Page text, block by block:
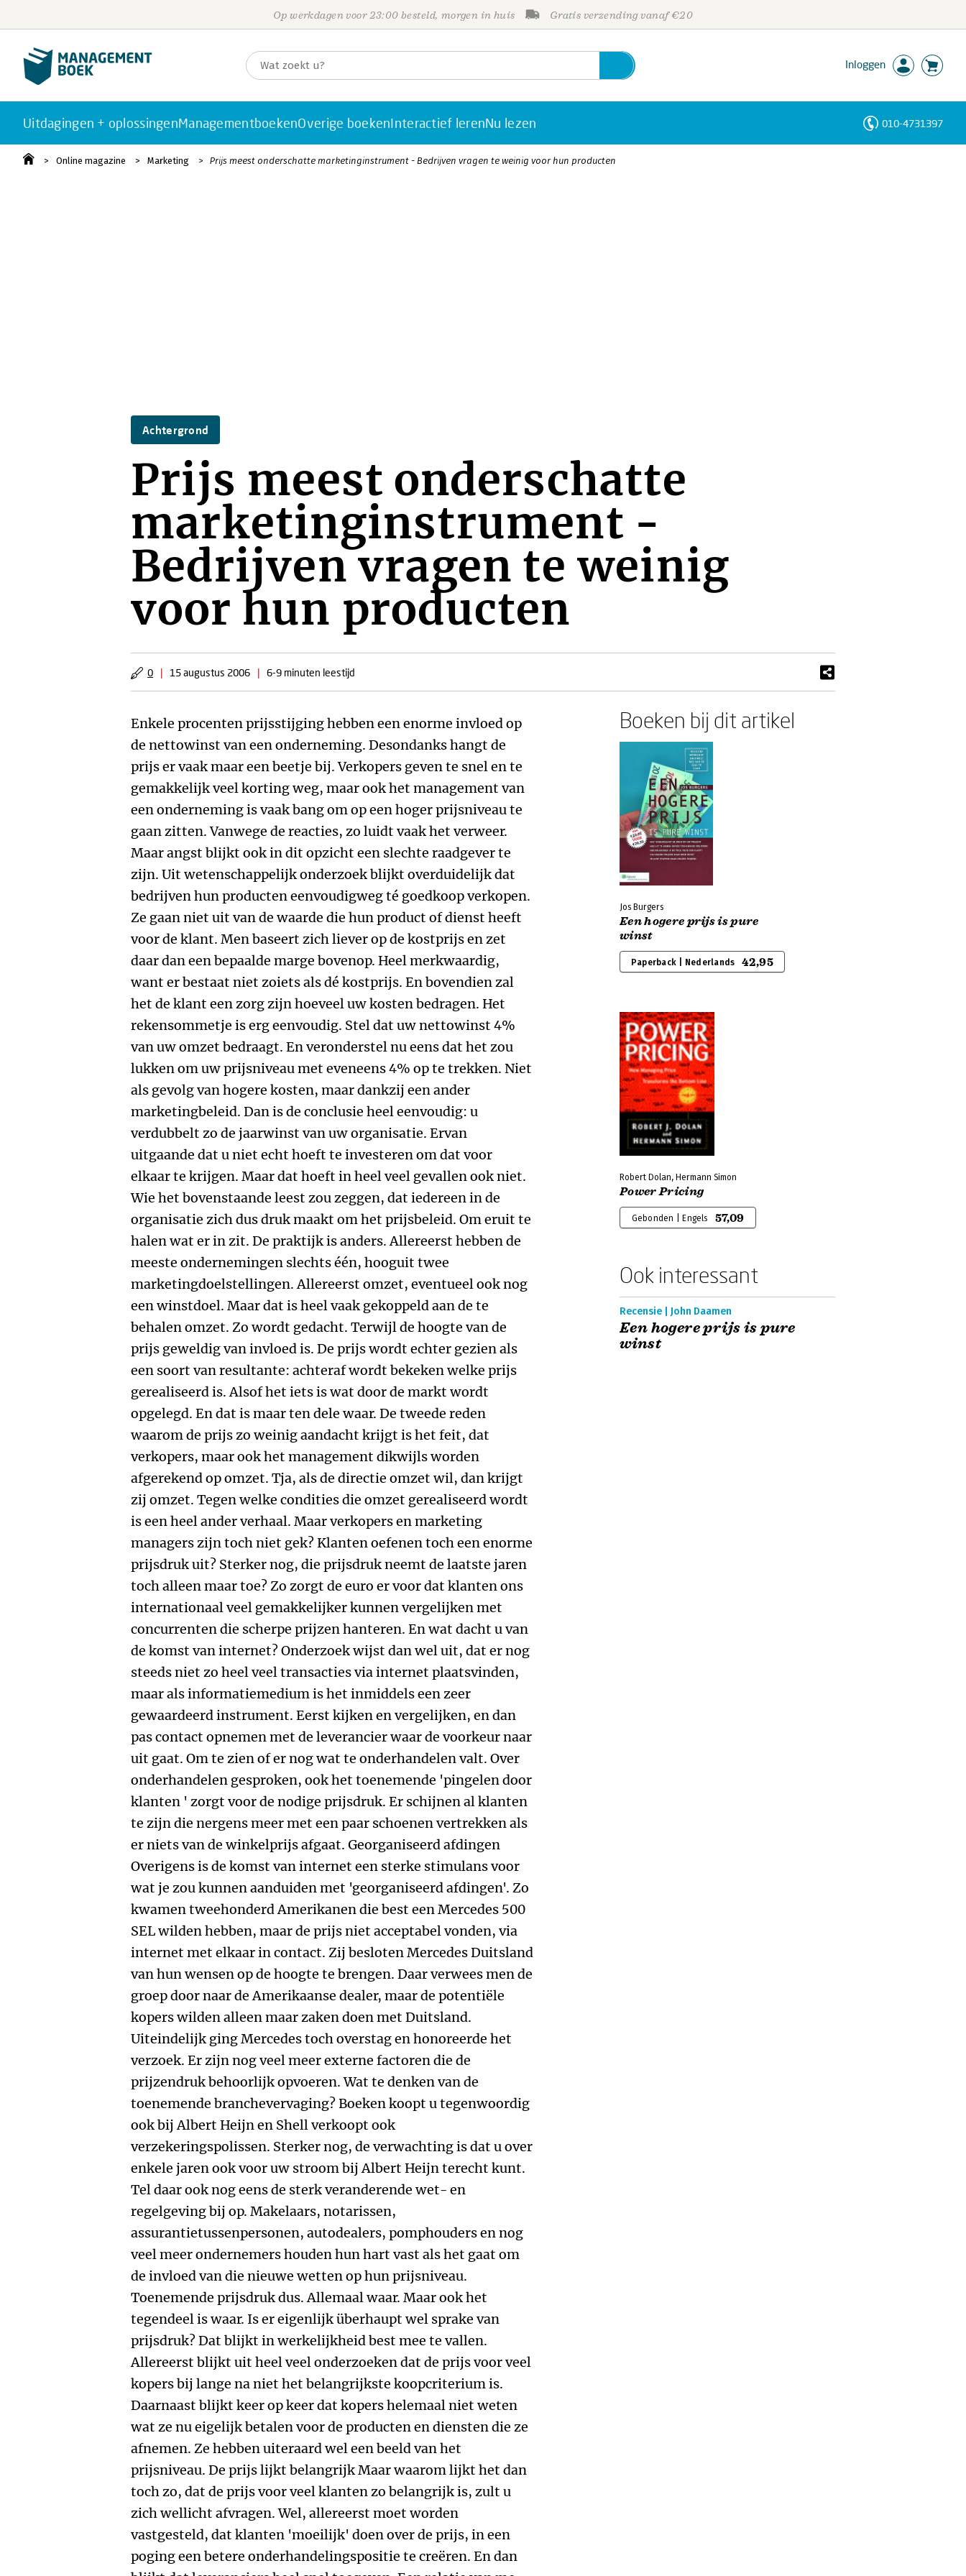
Op werkdagen voor 23:00 besteld, morgen in huis Gratis verzending vanaf €20
Inloggen
Uitdagingen + oplossingenManagementboekenOverige boekenInteractief lerenNu lezen 010-4731397
Online magazine Marketing Prijs meest onderschatte marketinginstrument - Bedrijven vragen te weinig voor hun producten
Achtergrond
Prijs meest onderschatte
marketinginstrument -
Bedrijven vragen te weinig
voor hun producten
0 | 15 augustus 2006 | 6-9 minuten leestijd
Enkele procenten prijsstijging hebben een enorme invloed op
de nettowinst van een onderneming. Desondanks hangt de
prijs er vaak maar een beetje bij. Verkopers geven te snel en te
gemakkelijk veel korting weg, maar ook het management van
een onderneming is vaak bang om op een hoger prijsniveau te
gaan zitten. Vanwege de reacties, zo luidt vaak het verweer.
Maar angst blijkt ook in dit opzicht een slechte raadgever te
zijn. Uit wetenschappelijk onderzoek blijkt overduidelijk dat
bedrijven hun producten eenvoudigweg té goedkoop verkopen.
Ze gaan niet uit van de waarde die hun product of dienst heeft
voor de klant. Men baseert zich liever op de kostprijs en zet
daar dan een bepaalde marge bovenop. Heel merkwaardig,
want er bestaat niet zoiets als dé kostprijs. En bovendien zal
het de klant een zorg zijn hoeveel uw kosten bedragen. Het
rekensommetje is erg eenvoudig. Stel dat uw nettowinst 4%
van uw omzet bedraagt. En veronderstel nu eens dat het zou
lukken om uw prijsniveau met eveneens 4% op te trekken. Niet
als gevolg van hogere kosten, maar dankzij een ander
marketingbeleid. Dan is de conclusie heel eenvoudig: u
verdubbelt zo de jaarwinst van uw organisatie. Ervan
uitgaande dat u niet echt hoeft te investeren om dat voor
elkaar te krijgen. Maar dat hoeft in heel veel gevallen ook niet.
Wie het bovenstaande leest zou zeggen, dat iedereen in de
organisatie zich dus druk maakt om het prijsbeleid. Om eruit te
halen wat er in zit. De praktijk is anders. Allereerst hebben de
meeste ondernemingen slechts één, hooguit twee
marketingdoelstellingen. Allereerst omzet, eventueel ook nog
een winstdoel. Maar dat is heel vaak gekoppeld aan de te
behalen omzet. Zo wordt gedacht. Terwijl de hoogte van de
prijs geweldig van invloed is. De prijs wordt echter gezien als
een soort van resultante: achteraf wordt bekeken welke prijs
gerealiseerd is. Alsof het iets is wat door de markt wordt
opgelegd. En dat is maar ten dele waar. De tweede reden
waarom de prijs zo weinig aandacht krijgt is het feit, dat
verkopers, maar ook het management dikwijls worden
afgerekend op omzet. Tja, als de directie omzet wil, dan krijgt
zij omzet. Tegen welke condities die omzet gerealiseerd wordt
is een heel ander verhaal. Maar verkopers en marketing
managers zijn toch niet gek? Klanten oefenen toch een enorme
prijsdruk uit? Sterker nog, die prijsdruk neemt de laatste jaren
toch alleen maar toe? Zo zorgt de euro er voor dat klanten ons
internationaal veel gemakkelijker kunnen vergelijken met
concurrenten die scherpe prijzen hanteren. En wat dacht u van
de komst van internet? Onderzoek wijst dan wel uit, dat er nog
steeds niet zo heel veel transacties via internet plaatsvinden,
maar als informatiemedium is het inmiddels een zeer
gewaardeerd instrument. Eerst kijken en vergelijken, en dan
pas contact opnemen met de leverancier waar de voorkeur naar
uit gaat. Om te zien of er nog wat te onderhandelen valt. Over
onderhandelen gesproken, ook het toenemende 'pingelen door
klanten ' zorgt voor de nodige prijsdruk. Er schijnen al klanten
te zijn die nergens meer met een paar schoenen vertrekken als
er niets van de winkelprijs afgaat. Georganiseerd afdingen
Overigens is de komst van internet een sterke stimulans voor
wat je zou kunnen aanduiden met 'georganiseerd afdingen'. Zo
kwamen tweehonderd Amerikanen die best een Mercedes 500
SEL wilden hebben, maar de prijs niet acceptabel vonden, via
internet met elkaar in contact. Zij besloten Mercedes Duitsland
van hun wensen op de hoogte te brengen. Daar verwees men de
groep door naar de Amerikaanse dealer, maar de potentiële
kopers wilden alleen maar zaken doen met Duitsland.
Uiteindelijk ging Mercedes toch overstag en honoreerde het
verzoek. Er zijn nog veel meer externe factoren die de
prijzendruk behoorlijk opvoeren. Wat te denken van de
toenemende branchevervaging? Boeken koopt u tegenwoordig
ook bij Albert Heijn en Shell verkoopt ook
verzekeringspolissen. Sterker nog, de verwachting is dat u over
enkele jaren ook voor uw stroom bij Albert Heijn terecht kunt.
Tel daar ook nog eens de sterk veranderende wet- en
regelgeving bij op. Makelaars, notarissen,
assurantietussenpersonen, autodealers, pomphouders en nog
veel meer ondernemers houden hun hart vast als het gaat om
de invloed van die nieuwe wetten op hun prijsniveau.
Toenemende prijsdruk dus. Allemaal waar. Maar ook het
tegendeel is waar. Is er eigenlijk überhaupt wel sprake van
prijsdruk? Dat blijkt in werkelijkheid best mee te vallen.
Allereerst blijkt uit heel veel onderzoeken dat de prijs voor veel
kopers bij lange na niet het belangrijkste koopcriterium is.
Daarnaast blijkt keer op keer dat kopers helemaal niet weten
wat ze nu eigelijk betalen voor de producten en diensten die ze
afnemen. Ze hebben uiteraard wel een beeld van het
prijsniveau. De prijs lijkt belangrijk Maar waarom lijkt het dan
toch zo, dat de prijs voor veel klanten zo belangrijk is, zult u
zich wellicht afvragen. Wel, allereerst moet worden
vastgesteld, dat klanten 'moeilijk' doen over de prijs, in een
poging een betere onderhandelingspositie te creëren. En dan
Boeken bij dit artikel
Jos Burgers
Een hogere prijs is pure
winst
Paperback | Nederlands 42,95
Robert Dolan, Hermann Simon
Power Pricing
Gebonden | Engels 57,09
Ook interessant
Recensie | John Daamen
Een hogere prijs is pure
winst
Personen